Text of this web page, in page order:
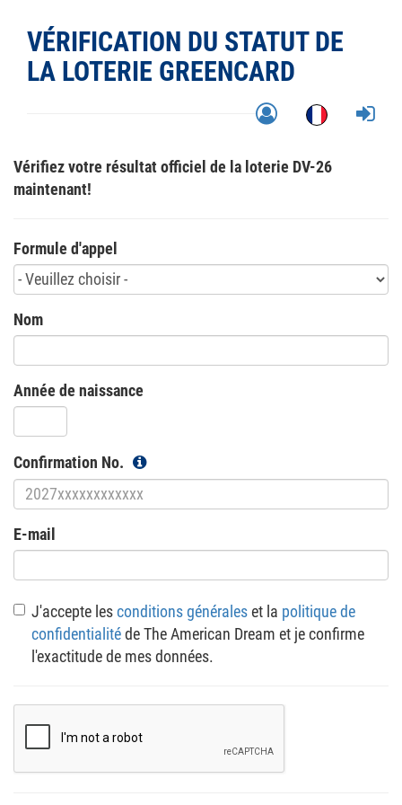
VÉRIFICATION DU STATUT DE
LA LOTERIE GREENCARD
Vérifiez votre résultat officiel de la loterie DV-26
maintenant!
Formule d'appel
Nom
Année de naissance
Confirmation No.
E-mail
J'accepte lesconditions généraleset la politique de
confidentialitéde The American Dream et je confirme
l'exactitude de mes données.